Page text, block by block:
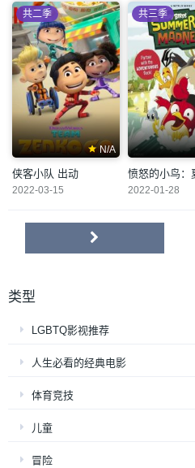
N/A
共二季
侠客小队 出动
2022-03-15
共三季
愤怒的小鸟：
2022-01-28
类型
LGBTQ影视推荐
人生必看的经典电影
体育竞技
儿童
冒险